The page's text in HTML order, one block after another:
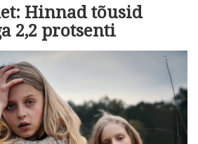
Hinnad tõusid
2,2 protsenti